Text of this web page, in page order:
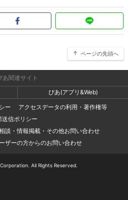
ページの先頭へ
あ関連サイト
ぴあ(アプリ&Web)
ー
アクセスデータの利用・著作権等
送信ポリシー
談・情報掲載・その他お問い合わせ
ザーの方からのお問い合わせ
All Rights Reserved.